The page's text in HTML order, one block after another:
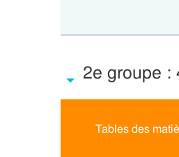
2e groupe :
Tables des